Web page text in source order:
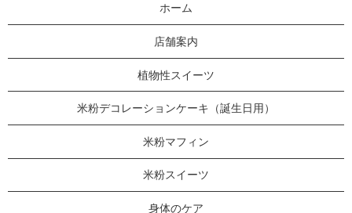
ホーム
店舗案内
植物性スイーツ
米粉デコレーションケーキ（誕生日用）
米粉マフィン
米粉スイーツ
身体のケア